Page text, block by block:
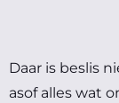
Daar is beslis
asof alles wat